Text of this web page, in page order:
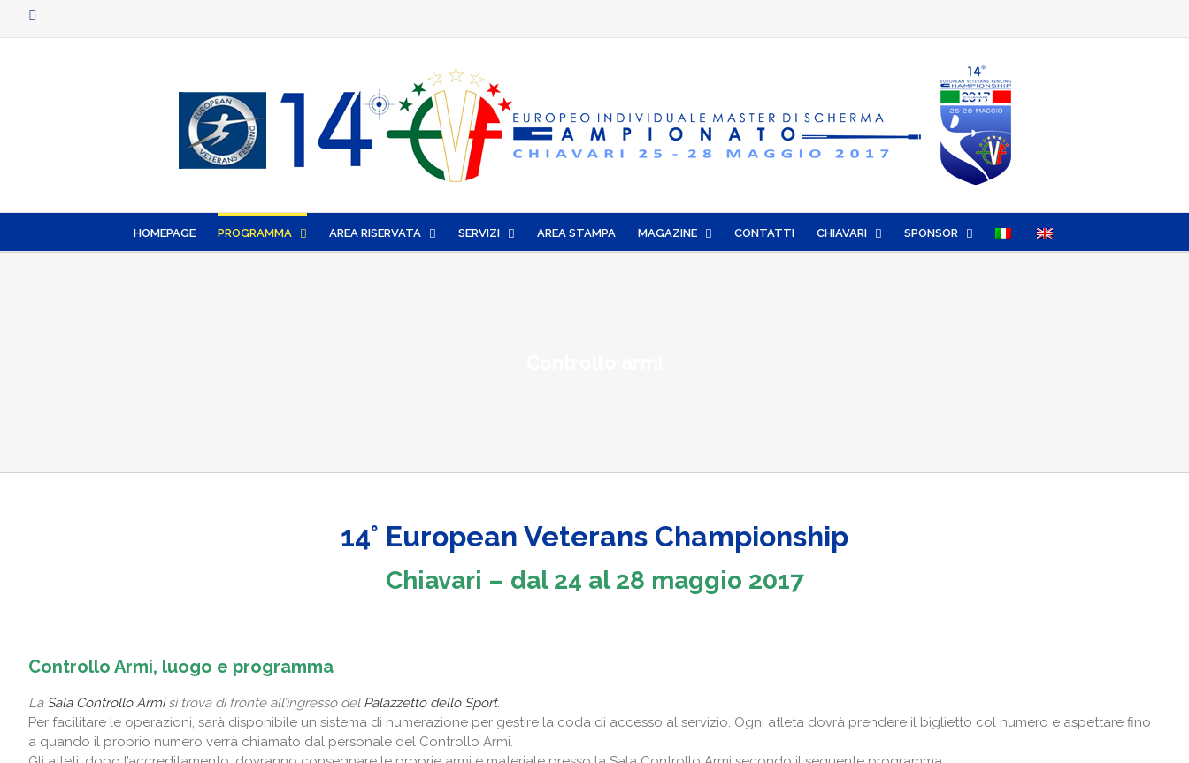
HOMEPAGE PROGRAMMA AREA RISERVATA SERVIZI AREA STAMPA MAGAZINE CONTATTI CHIAVARI SPONSOR
14° European Veterans Championship
Chiavari – dal 24 al 28 maggio 2017
Controllo Armi, luogo e programma
La Sala Controllo Armisi trova di fronte all’ingresso del Palazzetto dello Sport.
Per facilitare le operazioni, sarà disponibile un sistema di numerazione per gestire la coda di accesso al servizio. Ogni atleta dovrà prendere il biglietto col numero e aspettare fino
a quando il proprio numero verrà chiamato dal personale del Controllo Armi.